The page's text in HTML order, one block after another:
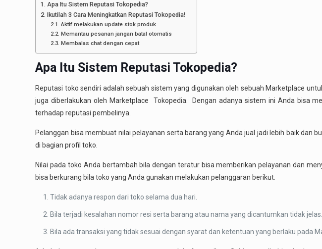
Apa Itu Sistem Reputasi Tokopedia?
Ikutilah 3 Cara Meningkatkan Reputasi Tokopedia!
Aktif melakukan update stok produk
Memantau pesanan jangan batal otomatis
Membalas chat dengan cepat
Apa Itu Sistem Reputasi Tokopedia?
Reputasi toko sendiri adalah sebuah sistem yang digunakan oleh sebuah Marketplace
juga diberlakukan oleh Marketplace Tokopedia. Dengan adanya sistem ini Anda bisa
terhadap reputasi pembelinya.
Pelanggan bisa membuat nilai pelayanan serta barang yang Anda jual jadi lebih baik dan
di bagian profil toko.
Nilai pada toko Anda bertambah bila dengan teratur bisa memberikan pelayanan dan
bisa berkurang bila toko yang Anda gunakan melakukan pelanggaran berikut.
Tidak adanya respon dari toko selama dua hari.
Bila terjadi kesalahan nomor resi serta barang atau nama yang dicantumkan tidak jelas.
Bila ada transaksi yang tidak sesuai dengan syarat dan ketentuan yang berlaku pada